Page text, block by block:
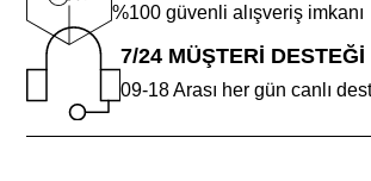
%100 güvenli alışveriş imkanı
7/24 MÜŞTERİ DESTEĞİ
09-18 Arası her gün canlı